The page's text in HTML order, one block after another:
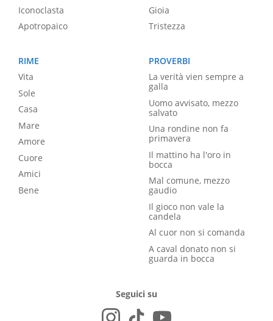
Iconoclasta
Apotropaico
Gioia
Tristezza
RIME
Vita
Sole
Casa
Mare
Amore
Cuore
Amici
Bene
PROVERBI
La verità vien sempre a
galla
Uomo avvisato, mezzo
salvato
Una rondine non fa
primavera
Il mattino ha l'oro in
bocca
Mal comune, mezzo
gaudio
Il gioco non vale la
candela
Al cuor non si comanda
A caval donato non si
guarda in bocca
Seguici su